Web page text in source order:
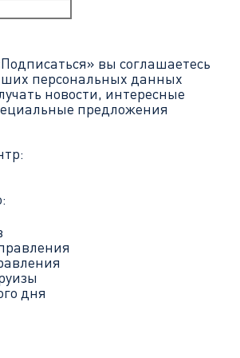
вы соглашаетесь
персональных данных
новости, интересные
предложения
дня